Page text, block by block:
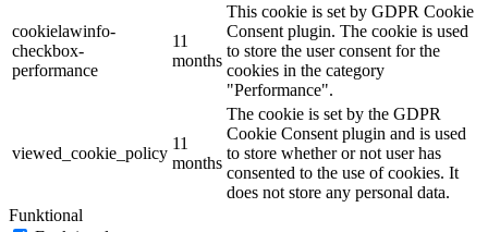
cookielawinfo-
checkbox-
performance
11
months
This cookie is set by GDPR Cookie
Consent plugin. The cookie is used
to store the user consent for the
cookies in the category
"Performance".
viewed_cookie_policy
11
months
The cookie is set by the GDPR
Cookie Consent plugin and is used
to store whether or not user has
consented to the use of cookies. It
does not store any personal data.
Funktional